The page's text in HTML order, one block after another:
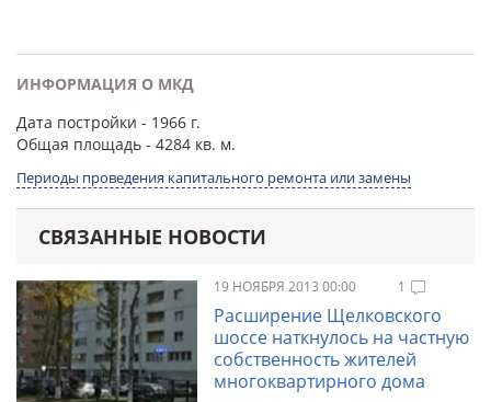
ИНФОРМАЦИЯ О МКД
Дата постройки - 1966 г.
Общая площадь - 4284 кв. м.
Периоды проведения капитального ремонта или замены
СВЯЗАННЫЕ НОВОСТИ
19 НОЯБРЯ 2013 00:00 1
Расширение Щелковского
шоссе наткнулось на частную
собственность жителей
многоквартирного дома